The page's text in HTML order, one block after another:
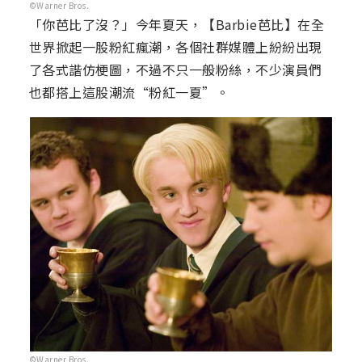
©Warner Bros.
「你芭比了沒？」今年夏天，【Barbie芭比】在全
世界掀起一股粉紅瘋潮，各個社群媒體上紛紛出現
了各式諧仿梗圖，不過不只一般粉絲，不少演員們
也都搭上這股潮流“粉紅一夏”。
©Warner Bros.